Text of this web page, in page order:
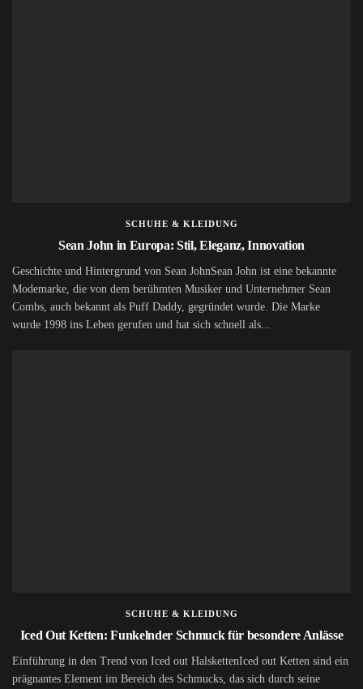
SCHUHE & KLEIDUNG
Sean John in Europa: Stil, Eleganz, Innovation
Geschichte und Hintergrund von Sean JohnSean John ist eine bekannte
Modemarke, die von dem berühmten Musiker und Unternehmer Sean
Combs, auch bekannt als Puff Daddy, gegründet wurde. Die Marke
wurde 1998 ins Leben gerufen und hat sich schnell als...
SCHUHE & KLEIDUNG
Iced Out Ketten: Funkelnder Schmuck für besondere Anlässe
Einführung in den Trend von Iced out HalskettenIced out Ketten sind ein
prägnantes Element im Bereich des Schmucks, das sich durch seine